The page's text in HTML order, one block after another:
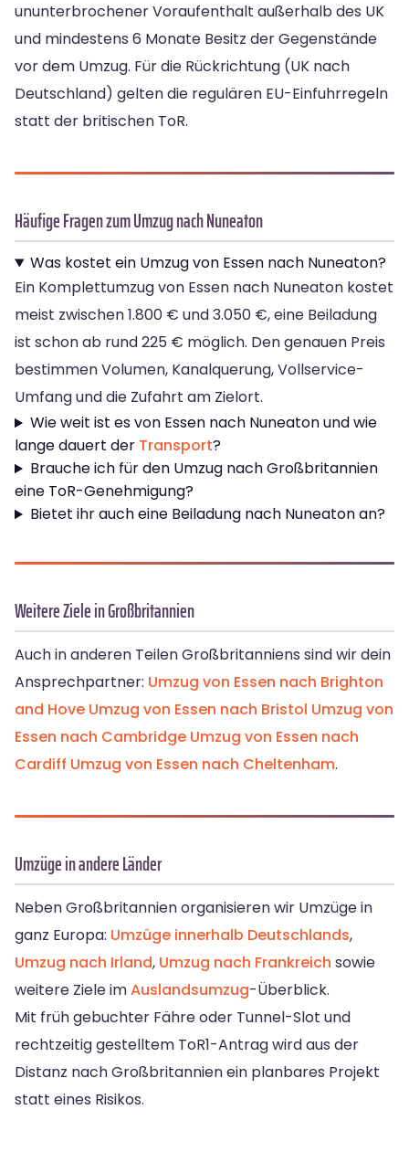
ununterbrochener Voraufenthalt außerhalb des UK
und mindestens 6 Monate Besitz der Gegenstände
vor dem Umzug. Für die Rückrichtung (UK nach
Deutschland) gelten die regulären EU-Einfuhrregeln
statt der britischen ToR.
Häufige Fragen zum Umzug nach Nuneaton
Was kostet ein Umzug von Essen nach Nuneaton?
Ein Komplettumzug von Essen nach Nuneaton kostet
meist zwischen 1.800 € und 3.050 €, eine Beiladung
ist schon ab rund 225 € möglich. Den genauen Preis
bestimmen Volumen, Kanalquerung, Vollservice-
Umfang und die Zufahrt am Zielort.
Wie weit ist es von Essen nach Nuneaton und wie
lange dauert der Transport?
Brauche ich für den Umzug nach Großbritannien
eine ToR-Genehmigung?
Bietet ihr auch eine Beiladung nach Nuneaton an?
Weitere Ziele in Großbritannien
Auch in anderen Teilen Großbritanniens sind wir dein
Ansprechpartner: Umzug von Essen nach Brighton
and Hove Umzug von Essen nach Bristol Umzug von
Essen nach Cambridge Umzug von Essen nach
Cardiff Umzug von Essen nach Cheltenham.
Umzüge in andere Länder
Neben Großbritannien organisieren wir Umzüge in
ganz Europa: Umzüge innerhalb Deutschlands,
Umzug nach Irland, Umzug nach Frankreich sowie
weitere Ziele imAuslandsumzug-Überblick.
Mit früh gebuchter Fähre oder Tunnel-Slot und
rechtzeitig gestelltem ToR1-Antrag wird aus der
Distanz nach Großbritannien ein planbares Projekt
statt eines Risikos.